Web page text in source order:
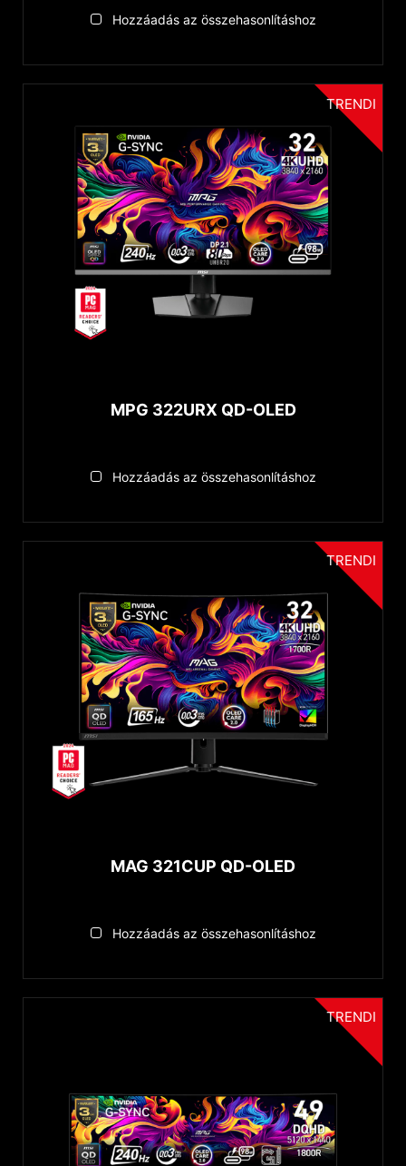
Hozzáadás az összehasonlításhoz
TRENDI
MPG 322URX QD-OLED
Hozzáadás az összehasonlításhoz
TRENDI
MAG 321CUP QD-OLED
Hozzáadás az összehasonlításhoz
TRENDI